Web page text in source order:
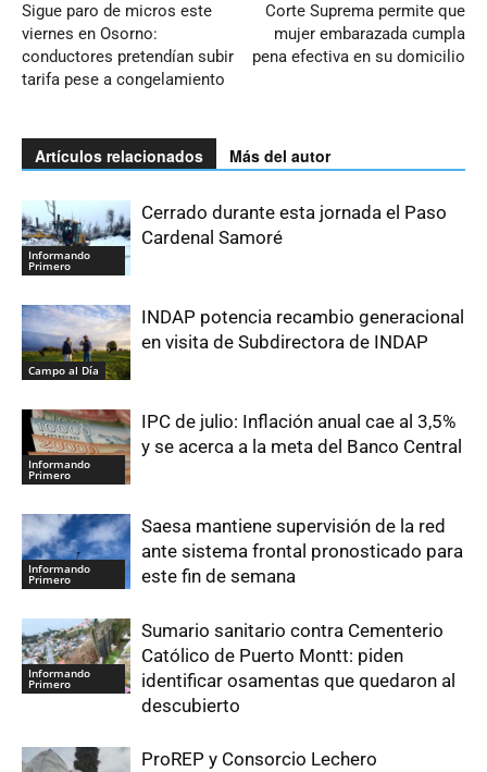
Sigue paro de micros este
viernes en Osorno:
conductores pretendían subir
tarifa pese a congelamiento
Corte Suprema permite que
mujer embarazada cumpla
pena efectiva en su domicilio
Artículos relacionados Más del autor
Informando
Primero
Cerrado durante esta jornada el Paso
Cardenal Samoré
Campo al Día
INDAP potencia recambio generacional
en visita de Subdirectora de INDAP
Informando
Primero
IPC de julio: Inflación anual cae al 3,5%
y se acerca a la meta del Banco Central
Informando
Primero
Saesa mantiene supervisión de la red
ante sistema frontal pronosticado para
este fin de semana
Informando
Primero
Sumario sanitario contra Cementerio
Católico de Puerto Montt: piden
identificar osamentas que quedaron al
descubierto
ProREP y Consorcio Lechero